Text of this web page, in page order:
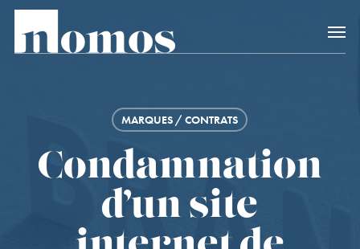
Skip
main
Accès rapide
MARQUES / CONTRATS
Condamnation
d’un site